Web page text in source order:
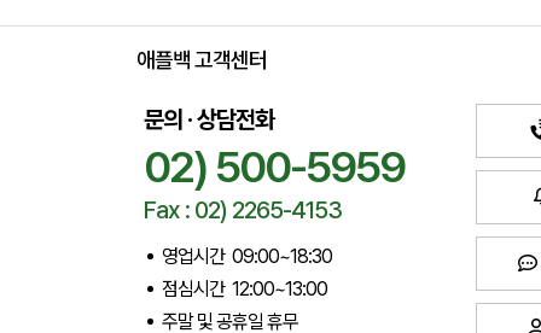
애플백 고객센터
문의 · 상담전화
02) 500-5959
Fax : 02) 2265-4153
영업시간 09:00~18:30
점심시간 12:00~13:00
주말 및 공휴일 휴무